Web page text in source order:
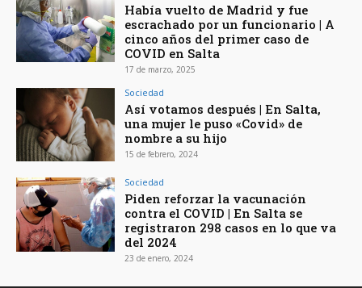
Había vuelto de Madrid y fue
escrachado por un funcionario | A
cinco años del primer caso de
COVID en Salta
17 de marzo, 2025
Sociedad
Así votamos después | En Salta,
una mujer le puso «Covid» de
nombre a su hijo
15 de febrero, 2024
Sociedad
Piden reforzar la vacunación
contra el COVID | En Salta se
registraron 298 casos en lo que va
del 2024
23 de enero, 2024